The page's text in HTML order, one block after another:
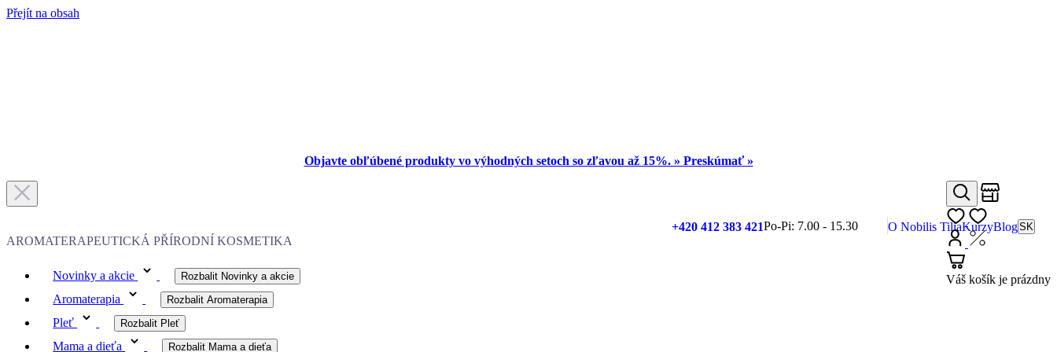
Přejít na obsah
Objavte obľúbené produkty vo výhodných setoch so zľavou až 15%. » Preskúmať »
AROMATERAPEUTICKÁ PŘÍRODNÍ KOSMETIKA
Novinky a akcie Rozbalit Novinky a akcie
Aromaterapia Rozbalit Aromaterapia
Pleť Rozbalit Pleť
Mama a dieťa Rozbalit Mama a dieťa
+420 412 383 421Po-Pi: 7.00 - 15.30 O Nobilis TiliaKurzyBlogSK
Hľadať
Prihlásiť
Nákup s DPH
Váš košík je prázdny